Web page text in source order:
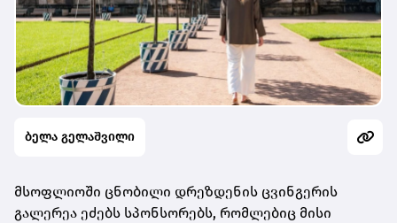
ბელა გელაშვილი
მსოფლიოში ცნობილი დრეზდენის ცვინგერის
გალერეა ეძებს სპონსორებს, რომლებიც მისი